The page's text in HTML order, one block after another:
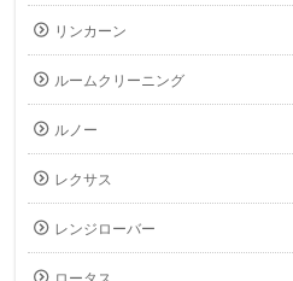
リンカーン
ルームクリーニング
ルノー
レクサス
レンジローバー